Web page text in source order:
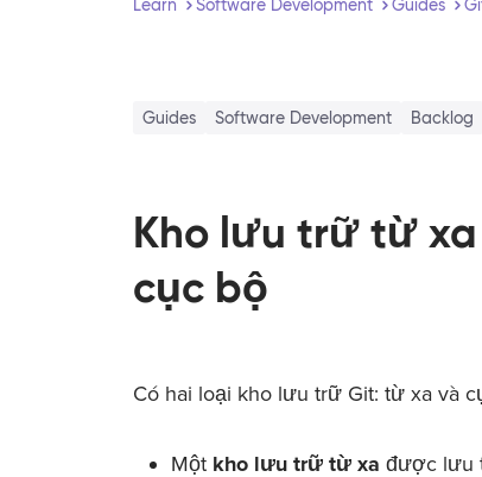
Learn Software Development Guides
Guides Software Development Backlog
Kho lưu trữ từ
cục bộ
Có hai loại kho lưu trữ Git: từ xa và
Một kho lưu trữ từ xa được lưu